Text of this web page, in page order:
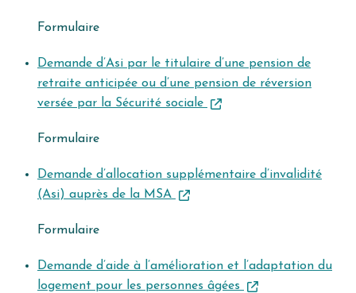
Formulaire
Demande d’Asi par le titulaire d’une pension de
retraite anticipée ou d’une pension de réversion
versée par la Sécurité sociale
Formulaire
Demande d’allocation supplémentaire d’invalidité
(Asi) auprès de la MSA
Formulaire
Demande d’aide à l’amélioration et l’adaptation du
logement pour les personnes âgées